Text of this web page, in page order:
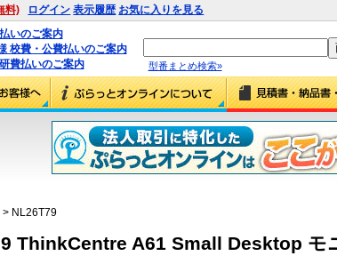
料) ログイン 表示履歴 お気に入りを見る
いのご案内
校費・公費払いのご案内
費払いのご案内
型番まとめ検索»
> NL26T79
ThinkCentre A61 Small Desktop モ